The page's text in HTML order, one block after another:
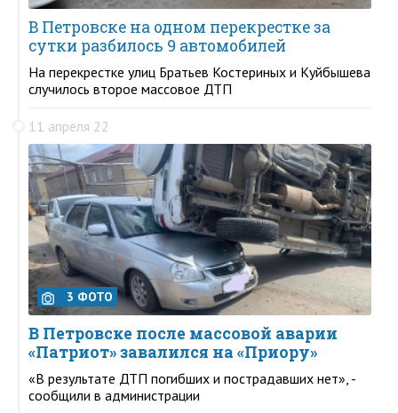
В Петровске на одном перекрестке за
сутки разбилось 9 автомобилей
На перекрестке улиц Братьев Костериных и Куйбышева
случилось второе массовое ДТП
11 апреля 22
3 ФОТО
В Петровске после массовой аварии
«Патриот» завалился на «Приору»
«В результате ДТП погибших и пострадавших нет», -
сообщили в администрации